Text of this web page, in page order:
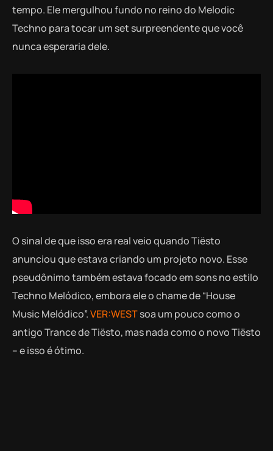
tempo. Ele mergulhou fundo no reino do Melodic
Techno para tocar um set surpreendente que você
nunca esperaria dele.
O sinal de que isso era real veio quando Tiësto
anunciou que estava criando um projeto novo. Esse
pseudônimo também estava focado em sons no estilo
Techno Melódico, embora ele o chame de “House
Music Melódico”.VER:WESTsoa um pouco como o
antigo Trance de Tiësto, mas nada como o novo Tiësto
– e isso é ótimo.